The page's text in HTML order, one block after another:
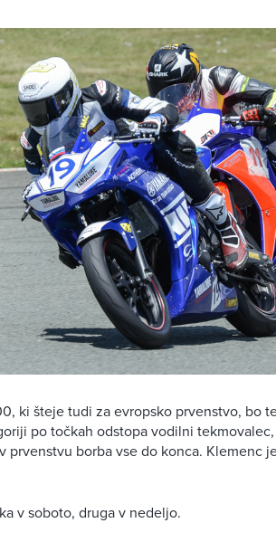
ki šteje tudi za evropsko prvenstvo, bo
po točkah odstopa vodilni
prvenstvu borba vse do konca. Klemenc
v soboto, druga v nedeljo.